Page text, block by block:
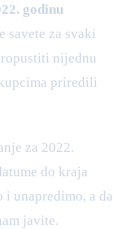
godinu
savete za svaki
nijednu
priredili
za 2022.
do kraja
unapredimo, a da
javite.